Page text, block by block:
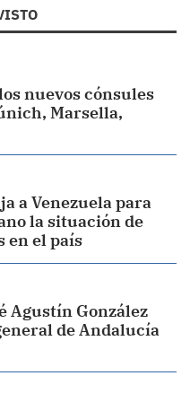
nuevos cónsules
Marsella,
a Venezuela para
la situación de
en el país
Agustín González
de Andalucía